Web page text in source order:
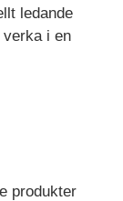
ledande
i en
produkter